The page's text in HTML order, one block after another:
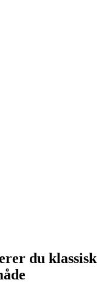
du klassisk